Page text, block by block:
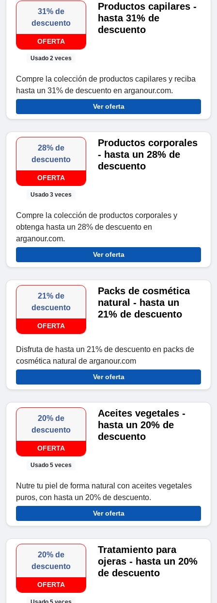
31% de
descuento
OFERTA
Usado 2 veces
Productos capilares -
hasta 31% de
descuento
Compre la colección de productos capilares y reciba
hasta un 31% de descuento en arganour.com.
Ver oferta
28% de
descuento
OFERTA
Usado 3 veces
Productos corporales
- hasta un 28% de
descuento
Compre la colección de productos corporales y
obtenga hasta un 28% de descuento en
arganour.com.
Ver oferta
21% de
descuento
OFERTA
Packs de cosmética
natural - hasta un
21% de descuento
Disfruta de hasta un 21% de descuento en packs de
cosmética natural de arganour.com
Ver oferta
20% de
descuento
OFERTA
Usado 5 veces
Aceites vegetales -
hasta un 20% de
descuento
Nutre tu piel de forma natural con aceites vegetales
puros, con hasta un 20% de descuento.
Ver oferta
20% de
descuento
OFERTA
Tratamiento para
ojeras - hasta un 20%
de descuento